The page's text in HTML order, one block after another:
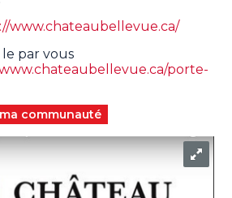
www.chateaubellevue.ca/
le par vous
porte-
communauté